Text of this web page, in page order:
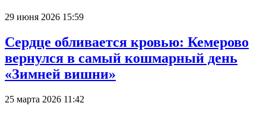
29 июня 2026 15:59
Сердце обливается кровью: Кемерово
вернулся в самый кошмарный день
«Зимней вишни»
25 марта 2026 11:42